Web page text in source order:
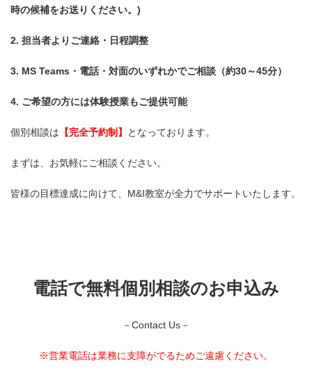
時の候補をお送りください。)
2. 担当者よりご連絡・日程調整
3. MS Teams・電話・対面のいずれかでご相談（約30～45分）
4. ご希望の方には体験授業もご提供可能
個別相談は 【完全予約制】 となっております。
まずは、お気軽にご相談ください。
皆様の目標達成に向けて、M&I教室が全力でサポートいたします。
電話で無料個別相談のお申込み
－Contact Us－
※営業電話は業務に支障がでるためご遠慮ください。